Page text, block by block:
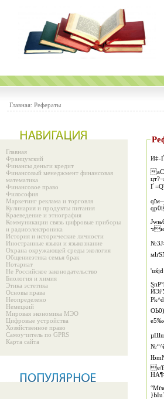
Главная: Рефераты
Главная
Французский
Финансы деньги кредит
Финансовый менеджмент финансовая
математика
Финансовое право
Философия
Маркетинг реклама и торговля
Кулинария и продукты питания
Краеведение и этнография
Коммуникации связь цифровые приборы
и радиоэлектроника
История и исторические личности
Иностранные языки и языкознание
Охрана окружающей среды экология
Общениеэтика семья брак
Нотариат
Не Российское законодательство
Биология и химия
Этика эстетика
Основы права
Неопределено
Немецкий
Мировая экономика МЭО
Цифровые устройства
Хозяйственное право
Самоучитель по GPRS
Карта сайта
И‡-
Ґ
e/